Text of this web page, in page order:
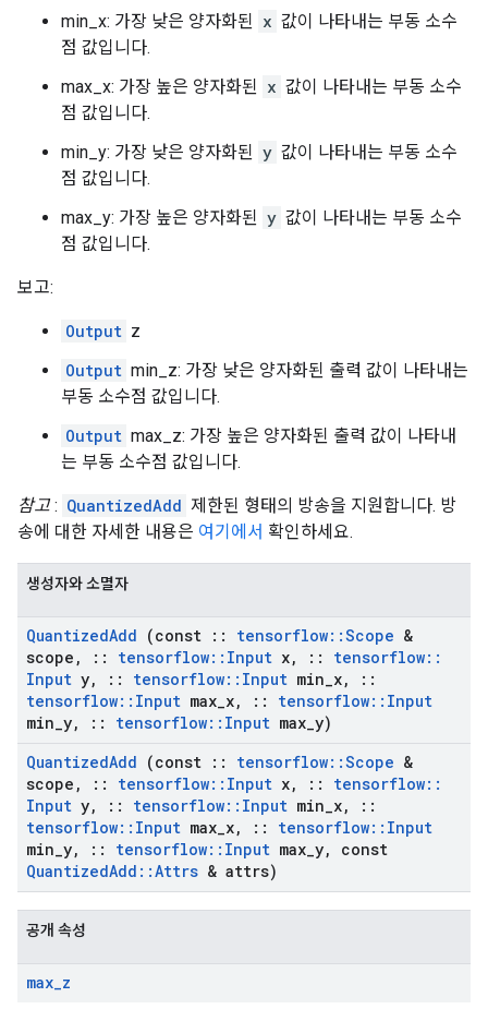
min_x: 가장 낮은 양자화된 x 값이 나타내는 부동 소수
점 값입니다.
max_x: 가장 높은 양자화된 x 값이 나타내는 부동 소수
점 값입니다.
min_y: 가장 낮은 양자화된 y 값이 나타내는 부동 소수
점 값입니다.
max_y: 가장 높은 양자화된 y 값이 나타내는 부동 소수
점 값입니다.
보고:
Output z
Output min_z: 가장 낮은 양자화된 출력 값이 나타내는
부동 소수점 값입니다.
Output max_z: 가장 높은 양자화된 출력 값이 나타내
는 부동 소수점 값입니다.
참고: QuantizedAdd 제한된 형태의 방송을 지원합니다. 방
송에 대한 자세한 내용은 여기에서 확인하세요.
생성자와 소멸자
QuantizedAdd (const :: tensorflow::Scope &
scope , :: tensorflow:: Input x, :: tensorflow::
Input y, :: tensorflow:: Input min x,
::
tensorflow:: Input max x, :: tensorflow:: Input
min y, :: tensorflow:: Input max y)
QuantizedAdd (const :: tensorflow::Scope &
scope , :: tensorflow:: Input x, :: tensorflow::
Input y, :: tensorflow:: Input min x,
::
tensorflow:: Input max x, :: tensorflow:: Input
min y, :: tensorflow:: Input max y,
const
QuantizedAdd ::Attrs & attrs)
공개 속성
max_z